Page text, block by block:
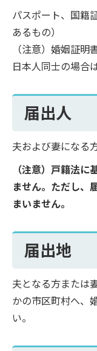
パスポート、国籍
あるもの）
（注意）婚姻証明
日本人同士の場合
届出人
夫および妻になる
（注意）戸籍法
ません。ただし、
まいません。
届出地
夫となる方または
かの市区町村へ、
い。